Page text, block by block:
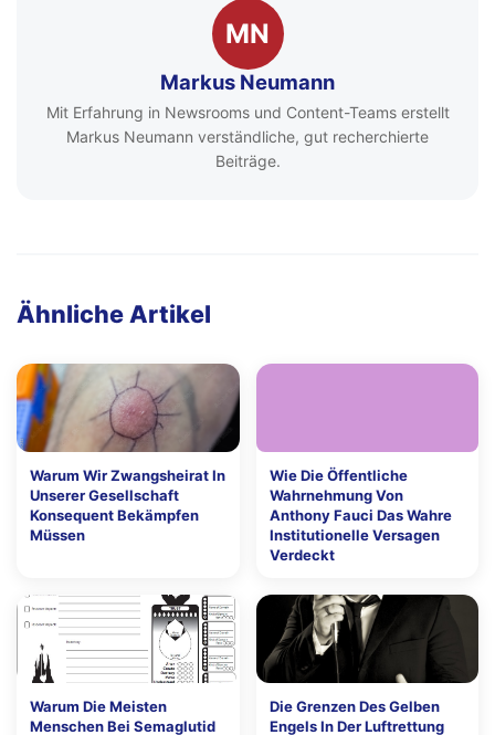
MN
Markus Neumann
Mit Erfahrung in Newsrooms und Content-Teams erstellt
Markus Neumann verständliche, gut recherchierte
Beiträge.
Ähnliche Artikel
Warum Wir Zwangsheirat In
Unserer Gesellschaft
Konsequent Bekämpfen
Müssen
Wie Die Öffentliche
Wahrnehmung Von
Anthony Fauci Das Wahre
Institutionelle Versagen
Verdeckt
Warum Die Meisten
Menschen Bei Semaglutid
Die Grenzen Des Gelben
Engels In Der Luftrettung